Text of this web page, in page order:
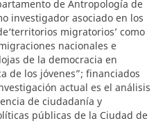
de Antropología de
investigador asociado en los
migratorios’ como
nacionales e
de la democracia en
de los jóvenes”; financiados
actual es el análisis
de ciudadanía y
públicas de la Ciudad de